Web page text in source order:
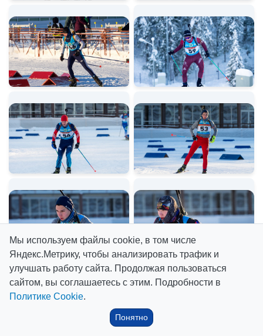
Мы используем файлы cookie, в том числе
Яндекс.Метрику, чтобы анализировать трафик и
улучшать работу сайта. Продолжая пользоваться
сайтом, вы соглашаетесь с этим. Подробности в
Политике Cookie.
Понятно